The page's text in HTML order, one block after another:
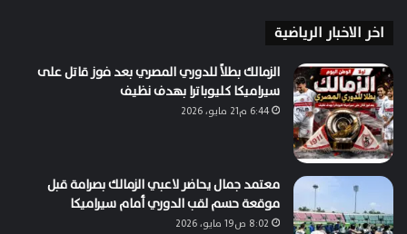
اخر الاخبار الرياضية
الزمالك بطلاً للدوري المصري بعد فوز قاتل على
سيراميكا كليوباترا بهدف نظيف
6:44 م21 مايو، 2026
معتمد جمال يحاضر لاعبي الزمالك بصرامة قبل
موقعة حسم لقب الدوري أمام سيراميكا
8:02 ص19 مايو، 2026